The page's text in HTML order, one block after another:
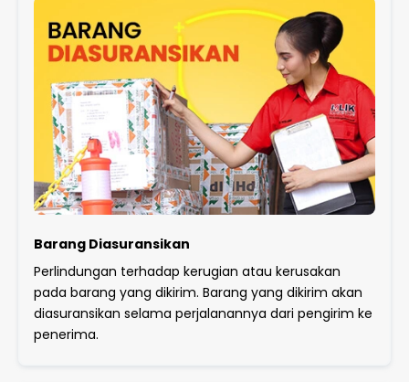
Barang Diasuransikan
Perlindungan terhadap kerugian atau kerusakan
pada barang yang dikirim. Barang yang dikirim akan
diasuransikan selama perjalanannya dari pengirim ke
penerima.